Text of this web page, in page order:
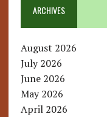
ARCHIVES
August 2026
July 2026
June 2026
May 2026
April 2026